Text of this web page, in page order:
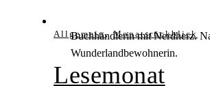
Allgemein,Monatsrückblick
Lesemonat
Buchhändlerin mit Nerdherz.
Wunderlandbewohnerin.